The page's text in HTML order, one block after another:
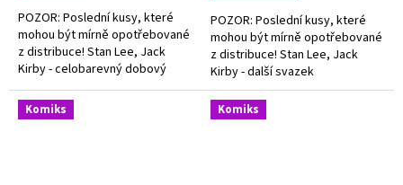
POZOR: Poslední kusy, které
mohou být mírně opotřebované
z distribuce! Stan Lee, Jack
Kirby - celobarevný dobový
komiks o začátcích Fantastic
Four.
POZOR: Poslední kusy, které
mohou být mírně opotřebované
z distribuce! Stan Lee, Jack
Kirby - další svazek
celobarevného komiksu o
začátcích Thora.
Komiks Komiks